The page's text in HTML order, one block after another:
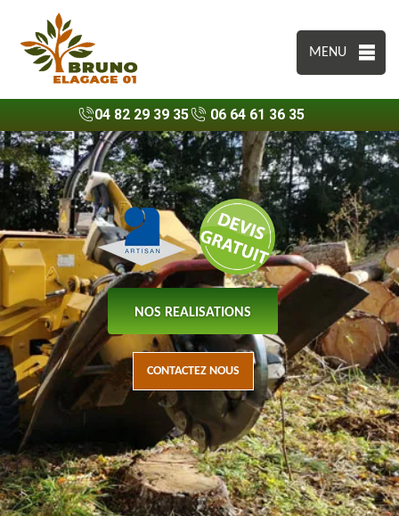
MENU
04 82 29 39 35 06 64 61 36 35
NOS REALISATIONS
CONTACTEZ NOUS